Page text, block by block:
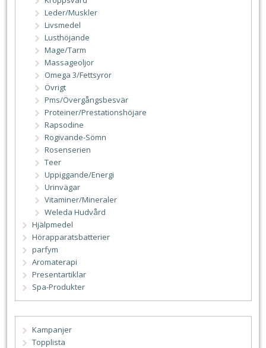
Leder/Muskler
Livsmedel
Lusthöjande
Mage/Tarm
Massageoljor
Omega 3/Fettsyror
Övrigt
Pms/Övergångsbesvär
Proteiner/Prestationshöjare
Rapsodine
Rogivande-Sömn
Rosenserien
Teer
Uppiggande/Energi
Urinvägar
Vitaminer/Mineraler
Weleda Hudvård
Hjälpmedel
Hörapparatsbatterier
parfym
Aromaterapi
Presentartiklar
Spa-Produkter
Kampanjer
Topplista